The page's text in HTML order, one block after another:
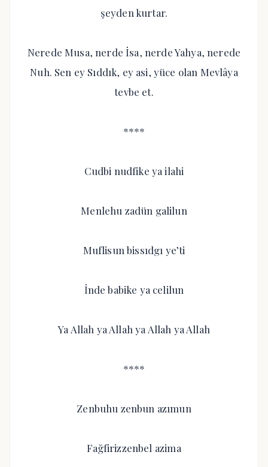
şeyden kurtar.
Nerede Musa, nerde İsa, nerde Yahya, nerede
Nuh. Sen ey Sıddık, ey asi, yüce olan Mevlâya
tevbe et.
****
Cudbi nudfike ya ilahi
Menlehu zadün galilun
Muflisun bissıdgı ye’ti
İnde babike ya celilun
Ya Allah ya Allah ya Allah ya Allah
****
Zenbuhu zenbun azımun
Fağfirizzenbel azima